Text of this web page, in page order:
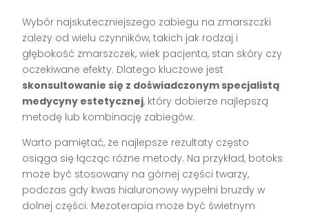
Wybór najskuteczniejszego zabiegu na zmarszczki
zależy od wielu czynników, takich jak rodzaj i
głębokość zmarszczek, wiek pacjenta, stan skóry czy
oczekiwane efekty. Dlatego kluczowe jest
skonsultowanie się z doświadczonym specjalistą
medycyny estetycznej, który dobierze najlepszą
metodę lub kombinację zabiegów.
Warto pamiętać, że najlepsze rezultaty często
osiąga się łącząc różne metody. Na przykład, botoks
może być stosowany na górnej części twarzy,
podczas gdy kwas hialuronowy wypełni bruzdy w
dolnej części. Mezoterapia może być świetnym